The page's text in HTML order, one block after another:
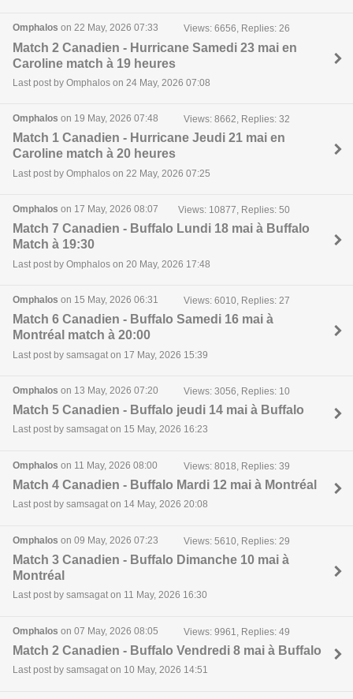
Omphalos on 22 May, 2026 07:33 Views: 6656, Replies: 26
Match 2 Canadien - Hurricane Samedi 23 mai en
Caroline match à 19 heures
Last post by Omphalos on 24 May, 2026 07:08
Omphalos on 19 May, 2026 07:48 Views: 8662, Replies: 32
Match 1 Canadien - Hurricane Jeudi 21 mai en
Caroline match à 20 heures
Last post by Omphalos on 22 May, 2026 07:25
Omphalos on 17 May, 2026 08:07 Views: 10877, Replies: 50
Match 7 Canadien - Buffalo Lundi 18 mai à Buffalo
Match à 19:30
Last post by Omphalos on 20 May, 2026 17:48
Omphalos on 15 May, 2026 06:31 Views: 6010, Replies: 27
Match 6 Canadien - Buffalo Samedi 16 mai à
Montréal match à 20:00
Last post by samsagat on 17 May, 2026 15:39
Omphalos on 13 May, 2026 07:20 Views: 3056, Replies: 10
Match 5 Canadien - Buffalo jeudi 14 mai à Buffalo
Last post by samsagat on 15 May, 2026 16:23
Omphalos on 11 May, 2026 08:00 Views: 8018, Replies: 39
Match 4 Canadien - Buffalo Mardi 12 mai à Montréal
Last post by samsagat on 14 May, 2026 20:08
Omphalos on 09 May, 2026 07:23 Views: 5610, Replies: 29
Match 3 Canadien - Buffalo Dimanche 10 mai à
Montréal
Last post by samsagat on 11 May, 2026 16:30
Omphalos on 07 May, 2026 08:05 Views: 9961, Replies: 49
Match 2 Canadien - Buffalo Vendredi 8 mai à Buffalo
Last post by samsagat on 10 May, 2026 14:51